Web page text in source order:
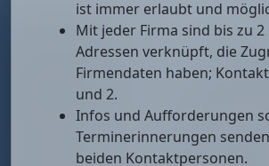
ist immer erlaubt und
Mit jeder Firma sind bis zu 2
Adressen verknüpft, die
Firmendaten haben;
und 2.
Infos und Aufforderungen
Terminerinnerungen
beiden Kontaktpersonen.